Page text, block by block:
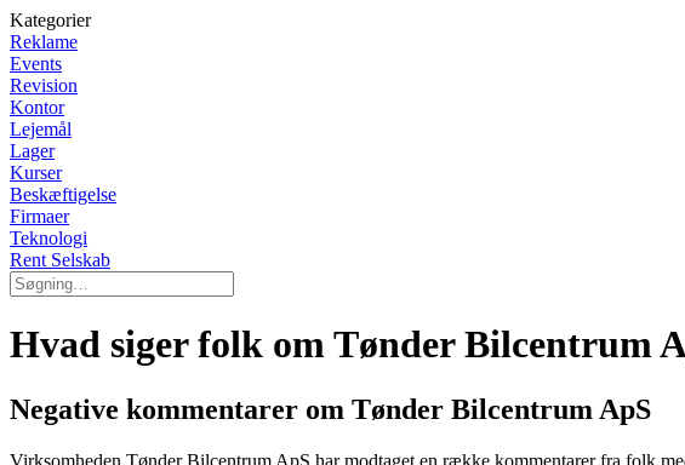
Kategorier
Reklame
Events
Revision
Kontor
Lejemål
Lager
Kurser
Beskæftigelse
Firmaer
Teknologi
Rent Selskab
Hvad siger folk om Tønder Bilcentrum
Negative kommentarer om Tønder Bilcentrum ApS
Virksomheden Tønder Bilcentrum ApS har modtaget en række kommentarer fra folk